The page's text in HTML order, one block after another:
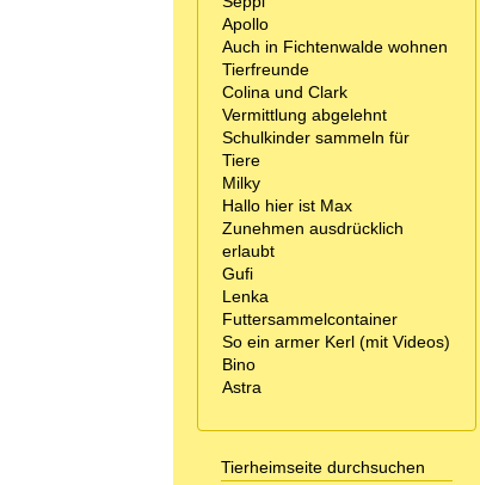
Apollo
Auch in Fichtenwalde wohnen
Tierfreunde
Colina und Clark
Vermittlung abgelehnt
Schulkinder sammeln für
Tiere
Milky
Hallo hier ist Max
Zunehmen ausdrücklich
erlaubt
Gufi
Lenka
Futtersammelcontainer
So ein armer Kerl (mit Videos)
Bino
Astra
Tierheimseite durchsuchen